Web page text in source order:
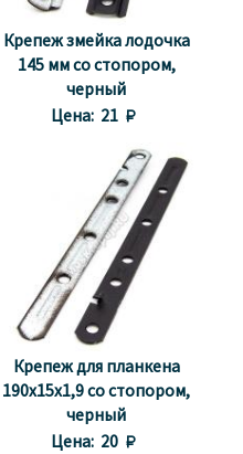
Крепеж змейка лодочка
145 мм со стопором,
черный
Цена: 21 
Крепеж для планкена
190х15х1,9 со стопором,
черный
Цена: 20 